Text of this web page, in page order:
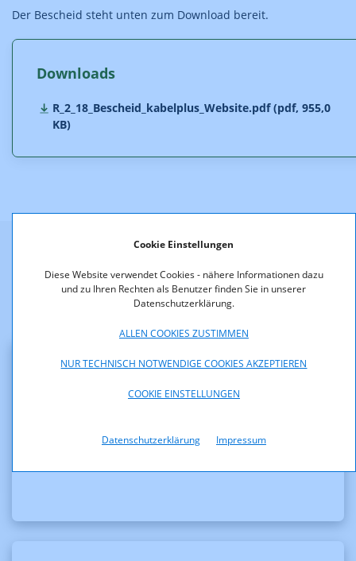
Cookie Einstellungen
Diese Website verwendet Cookies - nähere Informationen dazu
und zu Ihren Rechten als Benutzer finden Sie in unserer
Datenschutzerklärung.
ALLEN COOKIES ZUSTIMMEN
NUR TECHNISCH NOTWENDIGE COOKIES AKZEPTIEREN
COOKIE EINSTELLUNGEN
Datenschutzerklärung Impressum
Der Bescheid steht unten zum Download bereit.
Downloads
R_2_18_Bescheid_kabelplus_Website.pdf (pdf, 955,0
KB)
Weitere Informationen
Leitungsrechtsantrags